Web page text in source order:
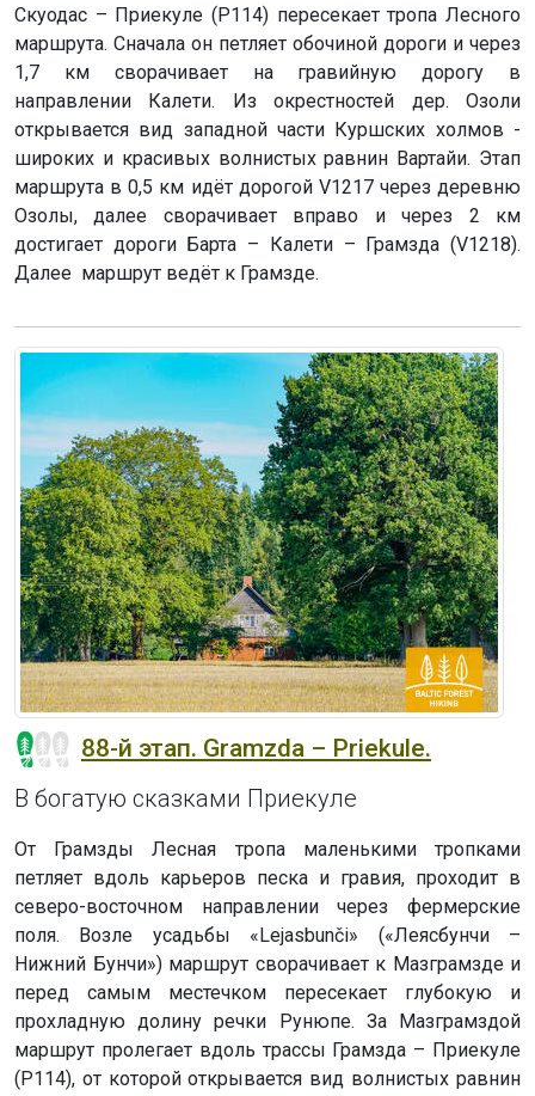
Скуодас – Приекуле (P114) пересекает тропа Лесного
маршрута. Сначала он петляет обочиной дороги и через
1,7 км сворачивает на гравийную дорогу в
направлении Калети. Из окрестностей дер. Озоли
открывается вид западной части Куршских холмов -
широких и красивых волнистых равнин Вартайи. Этап
маршрута в 0,5 км идёт дорогой V1217 через деревню
Озолы, далее сворачивает вправо и через 2 км
достигает дороги Барта – Калети – Грамзда (V1218).
Далее маршрут ведёт к Грамзде.
88-й этап. Gramzda – Priekule.
В богатую сказками Приекуле
От Грамзды Лесная тропа маленькими тропками
петляет вдоль карьеров песка и гравия, проходит в
северо-восточном направлении через фермерские
поля. Возле усадьбы «Lejasbunči» («Леясбунчи –
Нижний Бунчи») маршрут сворачивает к Мазграмзде и
перед самым местечком пересекает глубокую и
прохладную долину речки Рунюпе. За Мазграмздой
маршрут пролегает вдоль трассы Грамзда – Приекуле
(P114), от которой открывается вид волнистых равнин